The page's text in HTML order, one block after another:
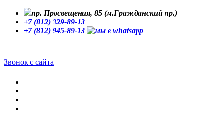
пр. Просвещения, 85 (м.Гражданский пр.)
+7 (812) 329-89-13
+7 (812) 945-89-13
Звонок с сайта